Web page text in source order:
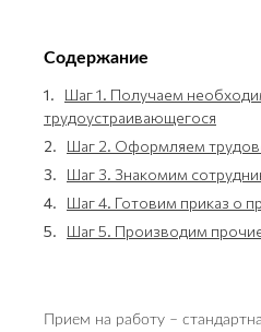
Содержание
1.
Шаг 1. Получаем
трудоустраивающегося
2.
Шаг 2. Оформляем
3.
Шаг 3. Знакомим
4.
Шаг 4. Готовим приказ о
5.
Шаг 5. Производим
Прием на работу –